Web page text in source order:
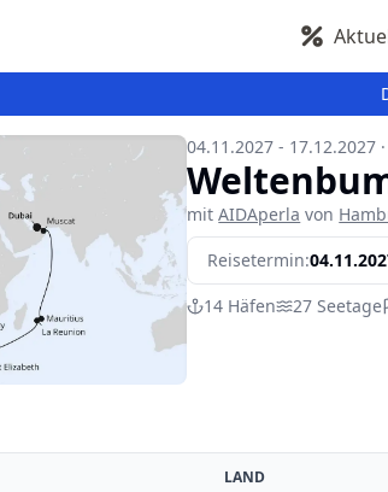
04.11.2027 - 17.12.2027
mit AIDAperla von
Reisetermin:
14 Häfen 27 Seetage
LAND